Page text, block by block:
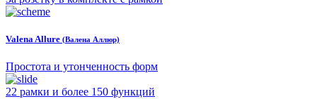
Valena Allure (Валена Аллюр)
Простота и утонченность форм
22 рамки и более 150 функций